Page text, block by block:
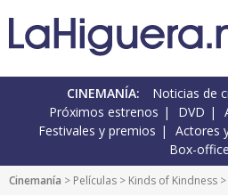
CINEMANÍA: Noticias de
Próximos estrenos
DVD
Festivales y premios
Actores
Box-office
Cinemanía > Películas > Kinds of Kindness >